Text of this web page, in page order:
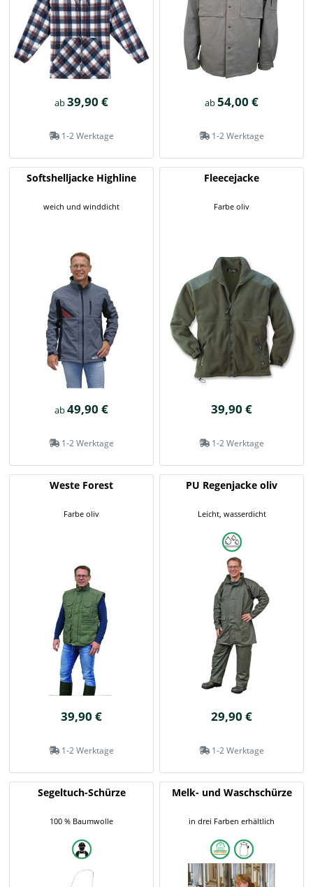
ab39,90 €
1-2 Werktage
ab54,00 €
1-2 Werktage
Softshelljacke Highline
weich und winddicht
ab49,90 €
1-2 Werktage
Fleecejacke
Farbe oliv
39,90 €
1-2 Werktage
Weste Forest
Farbe oliv
39,90 €
1-2 Werktage
PU Regenjacke oliv
Leicht, wasserdicht
29,90 €
1-2 Werktage
Segeltuch-Schürze
100 % Baumwolle
Melk- und Waschschürze
in drei Farben erhältlich